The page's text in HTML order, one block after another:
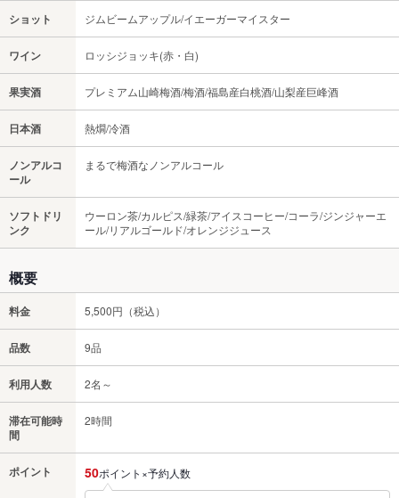
ショット ジムビームアップル/イエーガーマイスター
ワイン ロッシジョッキ(赤・白)
果実酒 プレミアム山崎梅酒/梅酒/福島産白桃酒/山梨産巨峰酒
日本酒 熱燗/冷酒
ノンアルコ
ール
まるで梅酒なノンアルコール
ソフトドリ
ンク
ウーロン茶/カルピス/緑茶/アイスコーヒー/コーラ/ジンジャーエ
ール/リアルゴールド/オレンジジュース
概要
料金 5,500円（税込）
品数 9品
利用人数 2名～
滞在可能時
間
2時間
ポイント 50ポイント×予約人数